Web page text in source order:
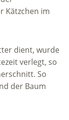
Kätzchen im
dient, wurde
verlegt, so
So
der Baum